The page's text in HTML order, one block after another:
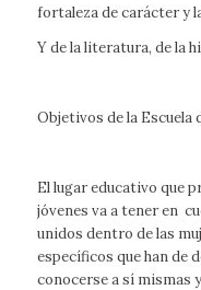
fortaleza de carácter y
Y de la literatura, de la
Objetivos de la Escuela
El lugar educativo que
jóvenes va a tener en
unidos dentro de las
específicos que han de
conocerse a sí mismas